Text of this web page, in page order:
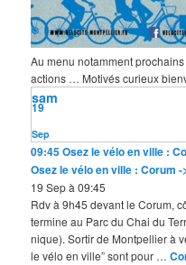
Au menu notamment
actions … Motivés curieux
Sep
19
sam
09:45Osez le vélo en ville :
Osez le vélo en ville : Corum -
19 Sep à 09:45
Rdv à 9h45 devant le Corum,
termine au Parc du Chai du
nique). Sortir de Montpellier à
le vélo en ville” sont pour …